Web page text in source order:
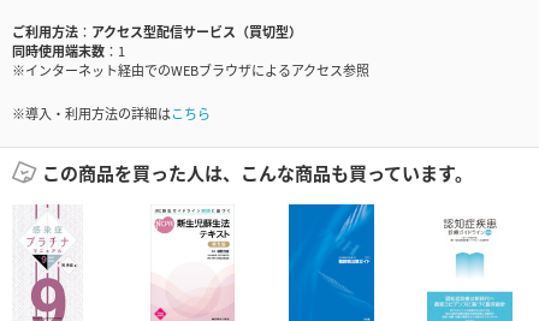
ご利用方法
アクセス型配信サービス（買切型）
同時使用端末数
1
※インターネット経由でのWEBブラウザによるアクセス参照
※導入・利用方法の詳細はこちら
この商品を買った人は、こんな商品も買っています。